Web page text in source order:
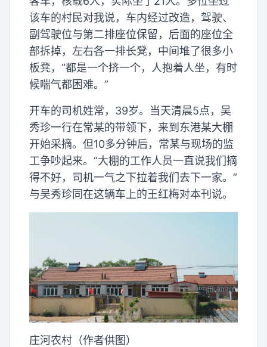
该车的村民对我说，车内经过改造，驾驶、
副驾驶位与第二排座位保留，后面的座位全
部拆掉，左右各一排长凳，中间堆了很多小
板凳，“都是一个挤一个，人抱着人坐，有时
候喘气都困难。”
开车的司机姓常，39岁。当天清晨5点，吴
秀珍一行在常某的带领下，来到东港某大棚
开始采摘。但10多分钟后，常某与现场的监
工争吵起来。“大棚的工作人员一直说我们摘
得不好，司机一气之下拉着我们去下一家。”
与吴秀珍同在这辆车上的王红梅对本刊说。
庄河农村（作者供图）